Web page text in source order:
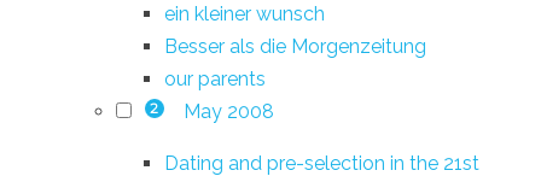
ein kleiner wunsch
Besser als die Morgenzeitung
our parents
2 May 2008
Dating and pre-selection in the 21st